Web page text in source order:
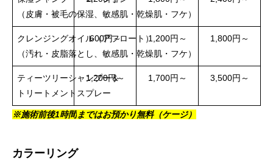
（皮膚・被毛の保湿、敏感肌・乾燥肌・フケ）
クレンジングオイル（アフロート）
（汚れ・皮脂落とし、敏感肌・乾燥肌・フケ）
600円～ 1,200円～ 1,800円～
ティーツリーシャンプー＆
トリートメントスプレー
1,200円～ 1,700円～ 3,500円～
※施術前後1時間まではお預かり無料（ケージ）
カラーリング